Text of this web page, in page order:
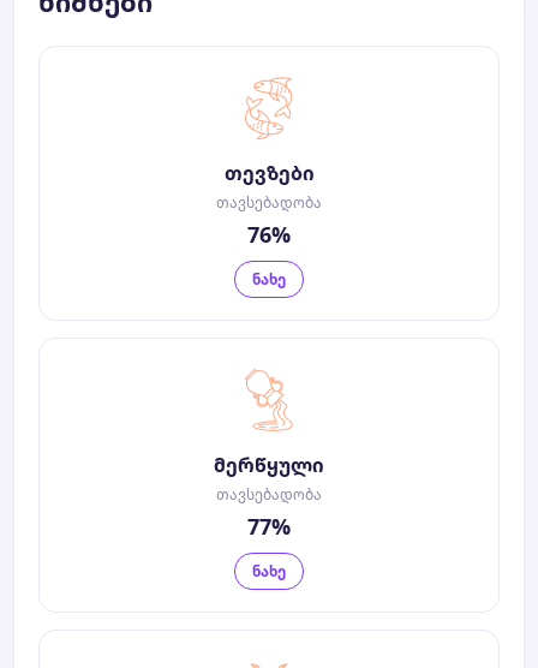
თევზები
თავსებადობა
76%
ნახე
მერწყული
თავსებადობა
77%
ნახე